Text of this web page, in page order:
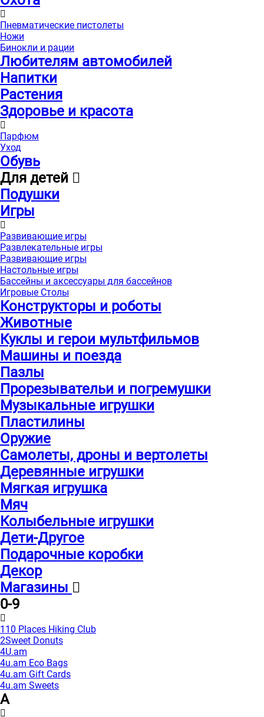
Пневматические пистолеты
Ножи
Бинокли и рации
Любителям автомобилей
Напитки
Растения
Здоровье и красота
Парфюм
Уход
Обувь
Для детей
Подушки
Игры
Развивающие игры
Развлекательные игры
Развивающие игры
Настольные игры
Бассейны и аксессуары для бассейнов
Игровые Столы
Конструкторы и роботы
Животные
Куклы и герои мультфильмов
Машины и поезда
Пазлы
Прорезывательи и погремушки
Музыкальные игрушки
Пластилины
Оружие
Самолеты, дроны и вертолеты
Деревянные игрушки
Мягкая игрушка
Мяч
Колыбельные игрушки
Дети-Другое
Подарочные коробки
Декор
Магазины
0-9
110 Places Hiking Club
2Sweet Donuts
4U.am
4u.am Eco Bags
4u.am Gift Cards
4u.am Sweets
A